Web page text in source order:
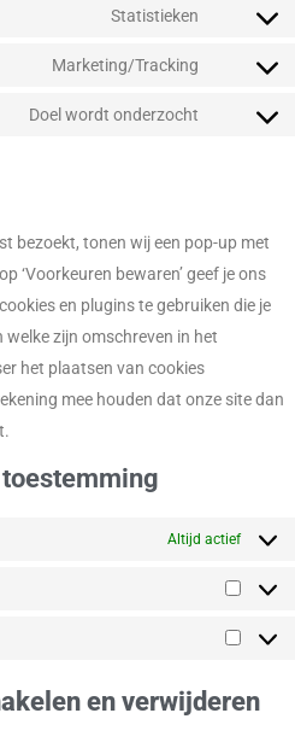
Statistieken
Marketing/Tracking
Doel wordt onderzocht
bezoekt, tonen wij een pop-up met
‘Voorkeuren bewaren’ geef je ons
en plugins te gebruiken die je
welke zijn omschreven in het
het plaatsen van cookies
mee houden dat onze site dan
Altijd actief
en verwijderen